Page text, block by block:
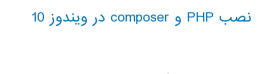
نصب PHP و composer در ویندوز 10